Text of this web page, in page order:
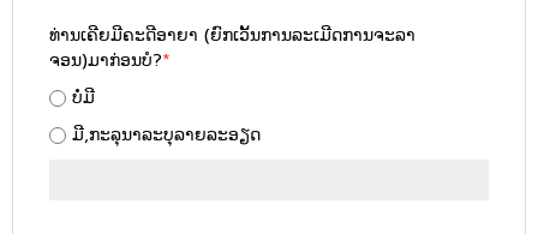
ທ່ານເຄີຍມີຄະດີອາຍາ (ຍົກເວັ້ນການລະເມີດການຈະລາ
ຈອນ)ມາກ່ອນບໍ?*
ບໍ່ມີ
ມີ,ກະລຸນາລະບຸລາຍລະອຽດ